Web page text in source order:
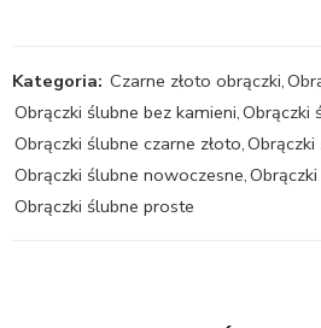
Kategoria: Czarne złoto obrączki,
Obrączki ślubne bez kamieni,Obrączki
Obrączki ślubne czarne złoto,Obrączki
Obrączki ślubne nowoczesne,
Obrączki ślubne proste